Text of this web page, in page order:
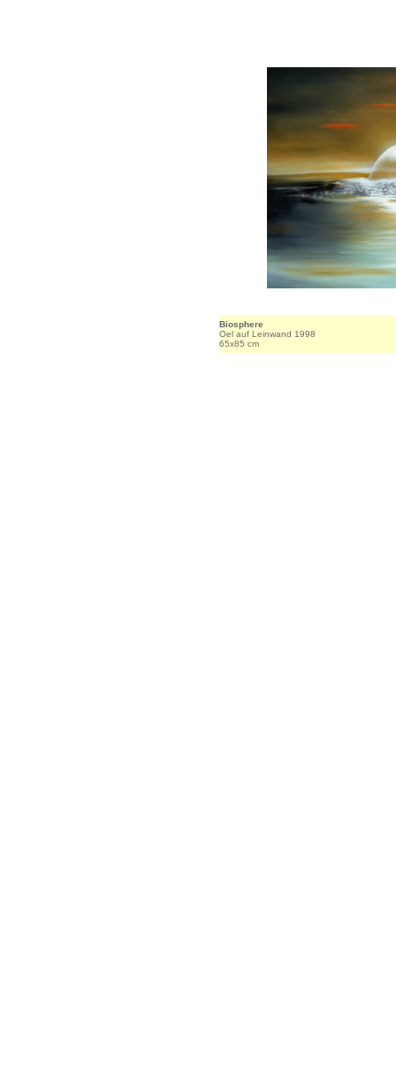
Biosphere
Oel auf Leinwand 1998
65x85 cm